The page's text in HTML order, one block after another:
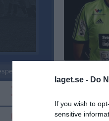
laget.se - Do
If you wish to
sensitive